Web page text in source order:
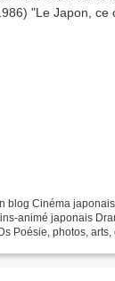
blog Cinéma
animé japonais
Poésie, photos,